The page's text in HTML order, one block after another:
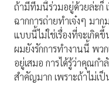
ถ้ามีทีมนี้ร่วมอยู่ด้วยล่ะก็ เ
ฉากการถ่ายทำเจ๋งๆ มาก
แบบนี้ไม่ใช่เรื่องที่จะเกิ
ผมยังรักการทำงานนี้ พว
อยู่เสมอ การได้รู้ว่าคุณก
สำคัญมาก เพราะถ้าไม่เ